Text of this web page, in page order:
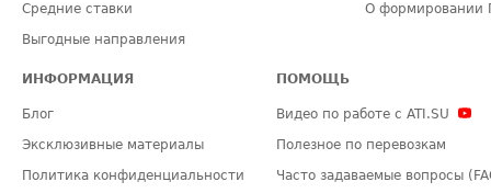
Средние ставки
Выгодные направления
О формировании
ИНФОРМАЦИЯ
Блог
Эксклюзивные материалы
Политика конфиденциальности
ПОМОЩЬ
Видео по работе с ATI.SU
Полезное по перевозкам
Часто задаваемые вопросы